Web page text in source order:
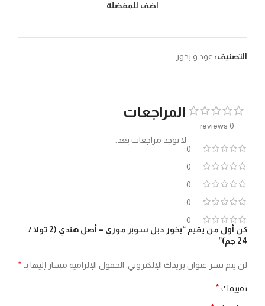
اضف للمفضلة
التصنيف: عود و بخور
0 reviews
0
0
0
0
0
المراجعات
لا توجد مراجعات بعد.
كن أول من يقيم “بخور دبل سوبر موري – أصل هندي (2 تولا /
24 جم)”
لن يتم نشر عنوان بريدك الإلكتروني. الحقول الإلزامية مشار إليها بـ *
تقييمك *